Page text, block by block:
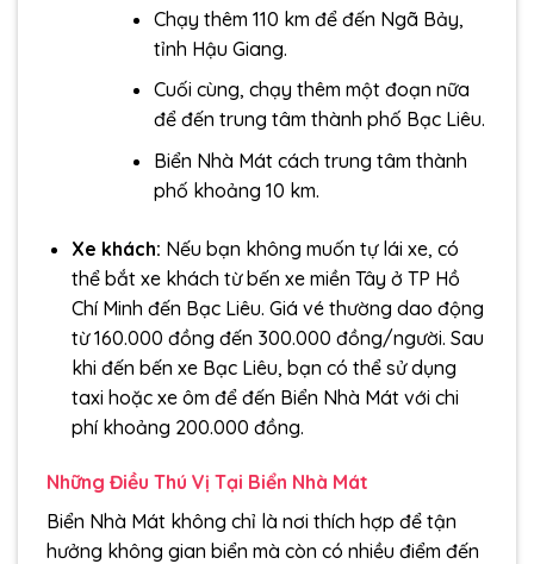
Chạy thêm 110 km để đến Ngã Bảy,
tỉnh Hậu Giang.
Cuối cùng, chạy thêm một đoạn nữa
để đến trung tâm thành phố Bạc Liêu.
Biển Nhà Mát cách trung tâm thành
phố khoảng 10 km.
Xe khách: Nếu bạn không muốn tự lái xe, có
thể bắt xe khách từ bến xe miền Tây ở TP Hồ
Chí Minh đến Bạc Liêu. Giá vé thường dao động
từ 160.000 đồng đến 300.000 đồng/người. Sau
khi đến bến xe Bạc Liêu, bạn có thể sử dụng
taxi hoặc xe ôm để đến Biển Nhà Mát với chi
phí khoảng 200.000 đồng.
Những Điều Thú Vị Tại Biển Nhà Mát
Biển Nhà Mát không chỉ là nơi thích hợp để tận
hưởng không gian biển mà còn có nhiều điểm đến